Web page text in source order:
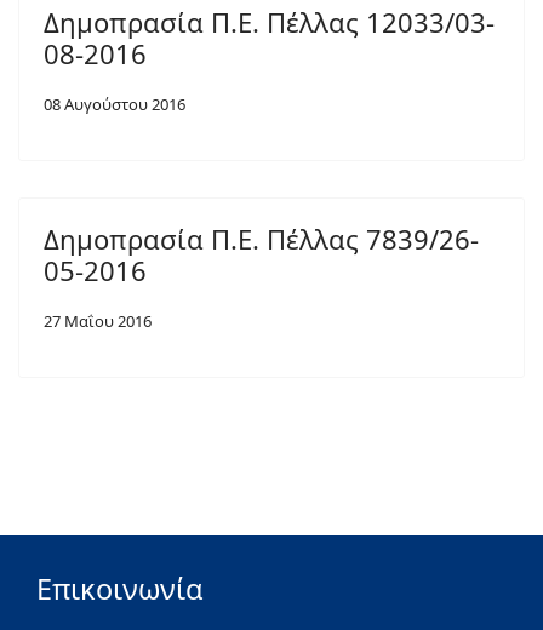
Δημοπρασία Π.Ε. Πέλλας 12033/03-
08-2016
08 Αυγούστου 2016
Δημοπρασία Π.Ε. Πέλλας 7839/26-
05-2016
27 Μαΐου 2016
Επικοινωνία